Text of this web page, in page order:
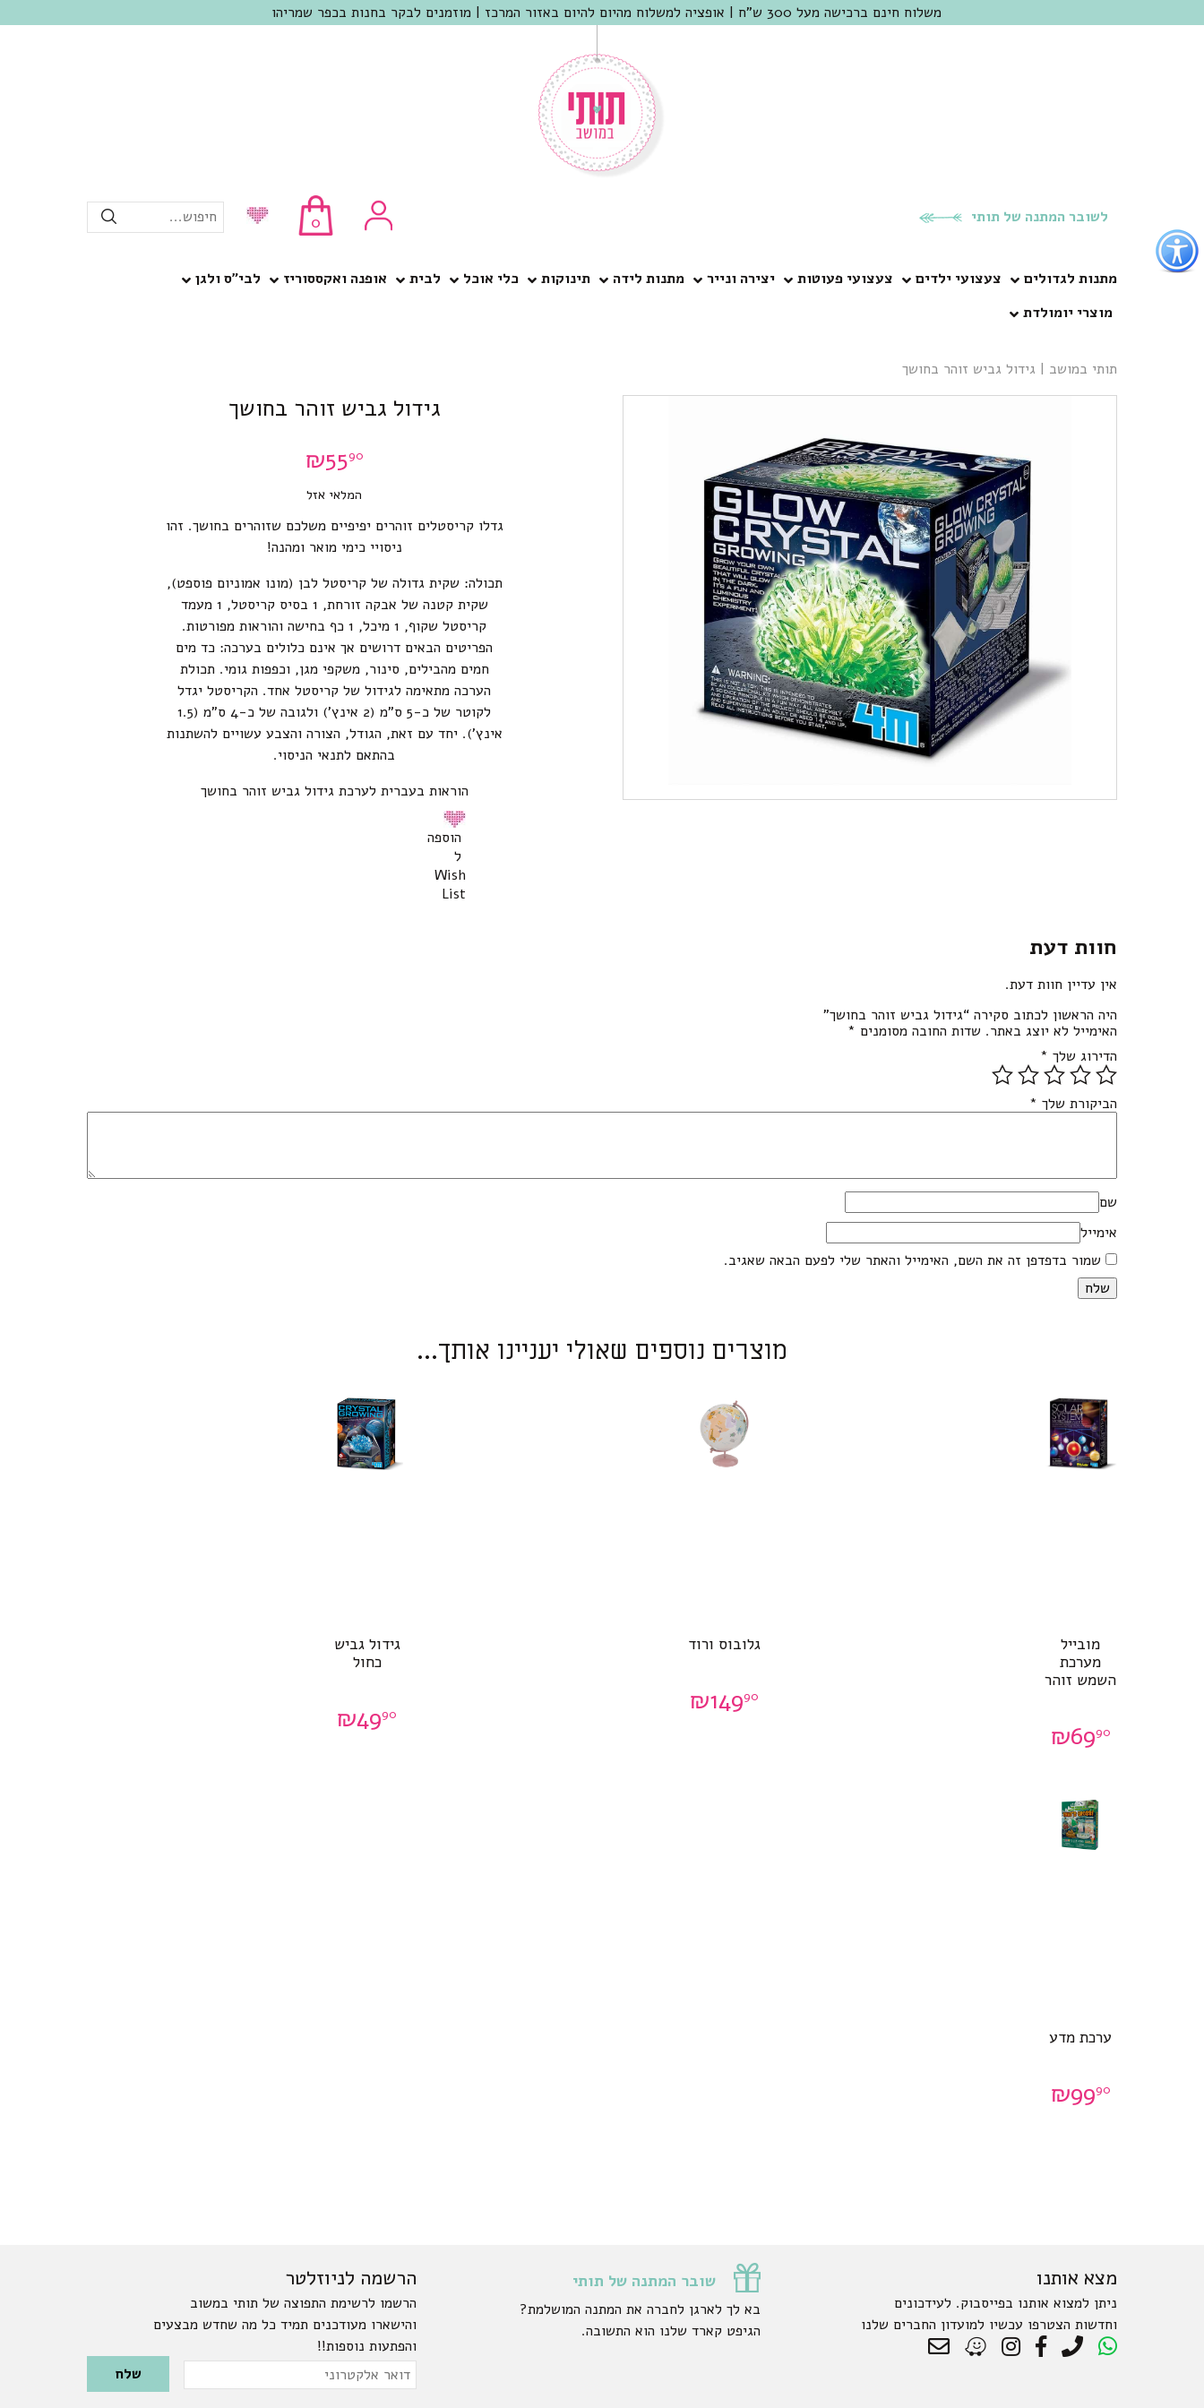
כפתור
לפתיחת
תפריט
נגישות
משלוח חינם ברכישה מעל 300 ש"ח | אופציה למשלוח מהיום להיום באזור המרכז | מוזמנים לבקר בחנות בכפר שמריהו
לשובר המתנה של תותי 0 חיפוש...
מתנות לגדולים צעצועי ילדים צעצועי פעוטות יצירה ונייר מתנות לידה תינוקות כלי אוכל לבית אופנה ואקססוריז
לבי”ס ולגן
מוצרי יומולדת
תותי במושב | גידול גביש זוהר בחושך
גידול גביש זוהר בחושך
₪5590
המלאי אזל
גדלו קריסטלים זוהרים יפיפיים משלכם שזוהרים בחושך. זהו
ניסויי כימי מואר ומהנה!
תכולה: שקית גדולה של קריסטל לבן (מונו אמוניום פוספט),
שקית קטנה של אבקה זורחת, 1 בסיס קריסטל, 1 מעמד
קריסטל שקוף, 1 מיכל, 1 כף בחישה והוראות מפורטות.
הפריטים הבאים דרושים אך אינם כלולים בערכה: כד מים
חמים מהבילים, סינור, משקפי מגן, וכפפות גומי. תכולת
הערכה מתאימה לגידול של קריסטל אחד. הקריסטל יגדל
לקוטר של כ-5 ס”מ (2 אינץ’) ולגובה של כ-4 ס”מ (1.5
אינץ’). יחד עם זאת, הגודל, הצורה והצבע עשויים להשתנות
בהתאם לתנאי הניסוי.
הוראות בעברית לערכת גידול גביש זוהר בחושך
הוספה
ל
Wish
List
חוות דעת
אין עדיין חוות דעת.
היה הראשון לכתוב סקירה “גידול גביש זוהר בחושך”
האימייל לא יוצג באתר. שדות החובה מסומנים *
הדירוג שלך *
הביקורת שלך *
שם
אימייל
שמור בדפדפן זה את השם, האימייל והאתר שלי לפעם הבאה שאגיב.
מוצרים נוספים שאולי יעניינו אותך...
מובייל
מערכת
השמש זוהר
₪6990
גלובוס ורוד
₪14990
גידול גביש
כחול
₪4990
ערכת מדע
₪9990
מצא אותנו
ניתן למצוא אותנו בפייסבוק. לעידכונים
וחדשות הצטרפו עכשיו למועדון החברים שלנו
שובר המתנה של תותי
בא לך לארגן לחברה את המתנה המושלמת?
הגיפט קארד שלנו הוא התשובה.
הרשמה לניוזלטר
הרשמו לרשימת התפוצה של תותי במשוב
והישארו מעודכנים תמיד כל מה שחדש מבצעים
והפתעות נוספות!!
Please leave this field empty.
דואר